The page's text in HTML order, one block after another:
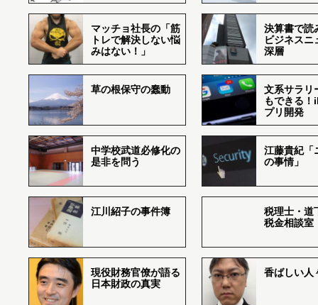
マッチョ社長の「筋
トレで解決しない悩
みはない！」
決算書で読
ビジネスニ
深層
草の根保守の蠢動
文系サラリ
もできる
プリ開発
中学校武道必修化の
是非を問う
江藤貴紀「
の事情」
江川紹子の事件簿
税理士・道
税金相談室
現役財務官僚が語る
日本財政の真実
香ばしい